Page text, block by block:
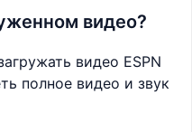
видео?
видео ESPN
полное видео и звук